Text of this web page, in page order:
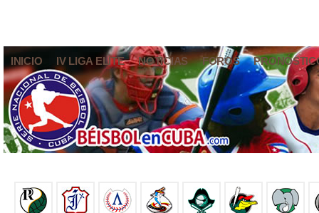
INICIO IV LIGA ELITE NOTICIAS FOROS